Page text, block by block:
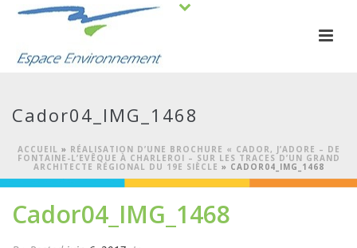
Cador04_IMG_1468
ACCUEIL » RÉALISATION D’UNE BROCHURE « CADOR, J’ADORE – DE
FONTAINE-L’EVÊQUE À CHARLEROI – SUR LES TRACES D’UN GRAND
ARCHITECTE RÉGIONAL DU 19E SIÈCLE » CADOR04_IMG_1468
Cador04_IMG_1468